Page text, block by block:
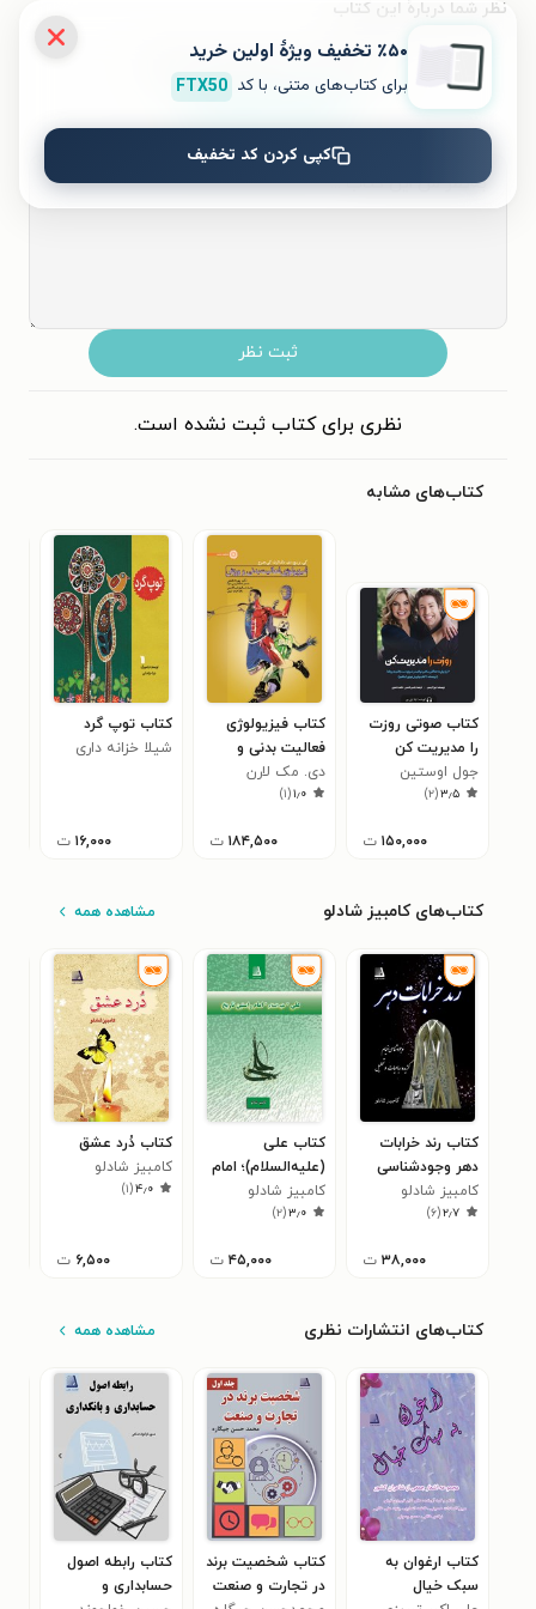
نظر شما دربارهٔ این کتاب
به این کتاب چه امتیازی می‌دهید؟
۱
ثبت نظر
نظری برای کتاب ثبت نشده است.
کتاب‌های مشابه
کتاب صوتی روزت
را مدیریت کن
جول اوستین
۳٫۵(۲)
۱۵۰,۰۰۰ ت
کتاب فیزیولوژی
فعالیت بدنی و
ورزش
دی. مک لارن
۱٫۰(۱)
۱۸۴,۵۰۰ ت
کتاب توپ گرد
شیلا خزانه داری
۱۶,۰۰۰ ت
کتاب‌های کامبیز شادلو مشاهده همه
کتاب رند خرابات
دهر وجودشناسی
خیام، گزیده
رباعیات و تحلیل
کامبیز شادلو
۲٫۷(۶)
۳۸,۰۰۰ ت
کتاب علی
(علیه‌السلام)؛ امام
راستین تاریخ
کامبیز شادلو
۳٫۰(۲)
۴۵,۰۰۰ ت
کتاب دُرد عشق
کامبیز شادلو
۴٫۰(۱)
۶,۵۰۰ ت
کتاب‌های انتشارات نظری مشاهده همه
کتاب ارغوان به
سبک خیال
کتاب شخصیت برند
در تجارت و صنعت
کتاب رابطه اصول
حسابداری و
٪۵۰ تخفیف ویژۀ اولین خرید
برای کتاب‌های متنی، با کد FTX50
کپی کردن کد تخفیف